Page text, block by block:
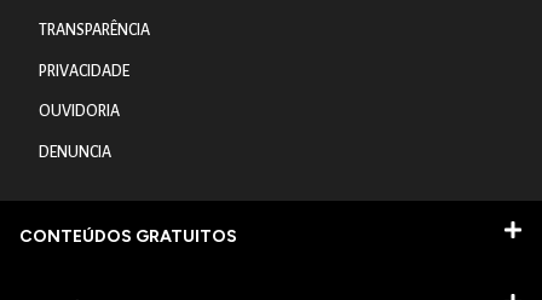
TRANSPARÊNCIA
PRIVACIDADE
OUVIDORIA
DENUNCIA
CONTEÚDOS GRATUITOS